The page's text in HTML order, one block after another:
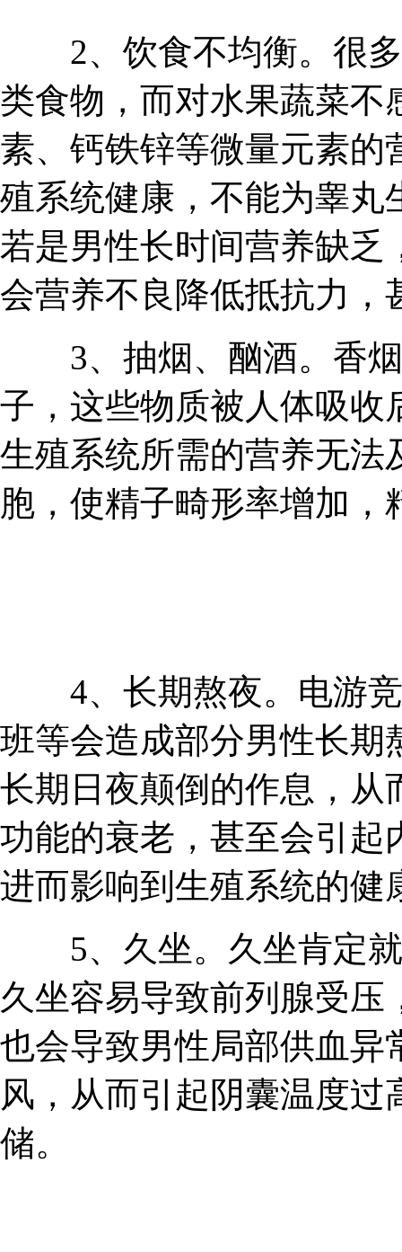
2、饮食不均衡。很多
类食物，而对水果蔬菜不
素、钙铁锌等微量元素的
殖系统健康，不能为睾丸
若是男性长时间营养缺乏
会营养不良降低抵抗力，
3、抽烟、酗酒。香烟
子，这些物质被人体吸收
生殖系统所需的营养无法
胞，使精子畸形率增加，
4、长期熬夜。电游竞
班等会造成部分男性长期
长期日夜颠倒的作息，从
功能的衰老，甚至会引起
进而影响到生殖系统的健
5、久坐。久坐肯定就
久坐容易导致前列腺受
也会导致男性局部供血异
风，从而引起阴囊温度
储。